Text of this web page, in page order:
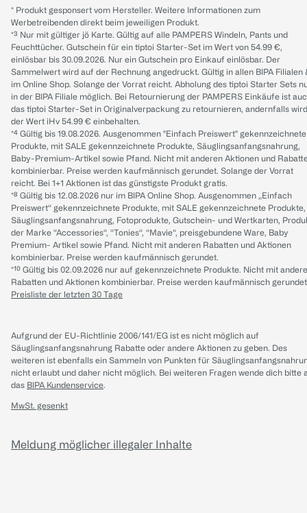
* Produkt gesponsert vom Hersteller. Weitere Informationen zum
Werbetreibenden direkt beim jeweiligen Produkt.
*³ Nur mit gültiger jö Karte. Gültig auf alle PAMPERS Windeln, Pants und
Feuchttücher. Gutschein für ein tiptoi Starter-Set im Wert von 54.99 €,
einlösbar bis 30.09.2026. Nur ein Gutschein pro Einkauf einlösbar. Der
Sammelwert wird auf der Rechnung angedruckt. Gültig in allen BIPA Filialen
im Online Shop. Solange der Vorrat reicht. Abholung des tiptoi Starter Sets
in der BIPA Filiale möglich. Bei Retournierung der PAMPERS Einkäufe ist
das tiptoi Starter-Set in Originalverpackung zu retournieren, andernfalls wird
der Wert iHv 54.99 € einbehalten.
*⁴ Gültig bis 19.08.2026. Ausgenommen "Einfach Preiswert" gekennzeichnete
Produkte, mit SALE gekennzeichnete Produkte, Säuglingsanfangsnahrung,
Baby-Premium-Artikel sowie Pfand. Nicht mit anderen Aktionen und
kombinierbar. Preise werden kaufmännisch gerundet. Solange der Vorrat
reicht. Bei 1+1 Aktionen ist das günstigste Produkt gratis.
*⁸ Gültig bis 12.08.2026 nur im BIPA Online Shop. Ausgenommen „Einfach
Preiswert“ gekennzeichnete Produkte, mit SALE gekennzeichnete Produkte,
Säuglingsanfangsnahrung, Fotoprodukte, Gutschein- und Wertkarten,
der Marke “Accessories“, “Tonies“, “Mavie“, preisgebundene Ware, Baby
Premium- Artikel sowie Pfand. Nicht mit anderen Rabatten und Aktionen
kombinierbar. Preise werden kaufmännisch gerundet.
*¹⁰ Gültig bis 02.09.2026 nur auf gekennzeichnete Produkte. Nicht mit
Rabatten und Aktionen kombinierbar. Preise werden kaufmännisch
Preisliste der letzten 30 Tage
Aufgrund der EU-Richtlinie 2006/141/EG ist es nicht möglich auf
Säuglingsanfangsnahrung Rabatte oder andere Aktionen zu geben. Des
weiteren ist ebenfalls ein Sammeln von Punkten für
nicht erlaubt und daher nicht möglich. Bei weiteren Fragen wende dich bitte
das BIPA Kundenservice.
MwSt. gesenkt
Meldung möglicher illegaler Inhalte